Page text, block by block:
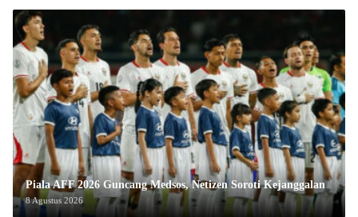
Piala AFF 2026 Guncang Medsos, Netizen Soroti Kejanggalan
8 Agustus 2026